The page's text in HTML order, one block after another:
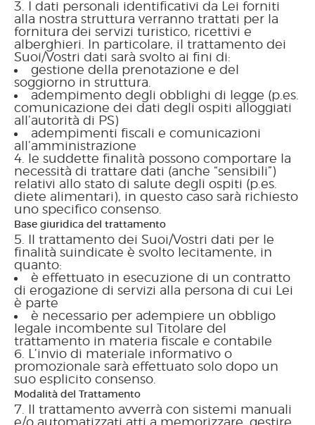
I dati personali identificativi da Lei forniti
alla nostra struttura verranno trattati per la
fornitura dei servizi turistico, ricettivi e
alberghieri. In particolare, il trattamento dei
Suoi/Vostri dati sarà svolto ai fini di:
gestione della prenotazione e del
soggiorno in struttura.
adempimento degli obblighi di legge (p.es.
comunicazione dei dati degli ospiti alloggiati
all’autorità di PS)
adempimenti fiscali e comunicazioni
all’amministrazione
le suddette finalità possono comportare la
necessità di trattare dati (anche “sensibili”)
relativi allo stato di salute degli ospiti (p.es.
diete alimentari), in questo caso sarà richiesto
uno specifico consenso.
Base giuridica del trattamento
Il trattamento dei Suoi/Vostri dati per le
finalità suindicate è svolto lecitamente, in
quanto:
è effettuato in esecuzione di un contratto
di erogazione di servizi alla persona di cui Lei
è parte
è necessario per adempiere un obbligo
legale incombente sul Titolare del
trattamento in materia fiscale e contabile
L’invio di materiale informativo o
promozionale sarà effettuato solo dopo un
suo esplicito consenso.
Modalità del Trattamento
Il trattamento avverrà con sistemi manuali